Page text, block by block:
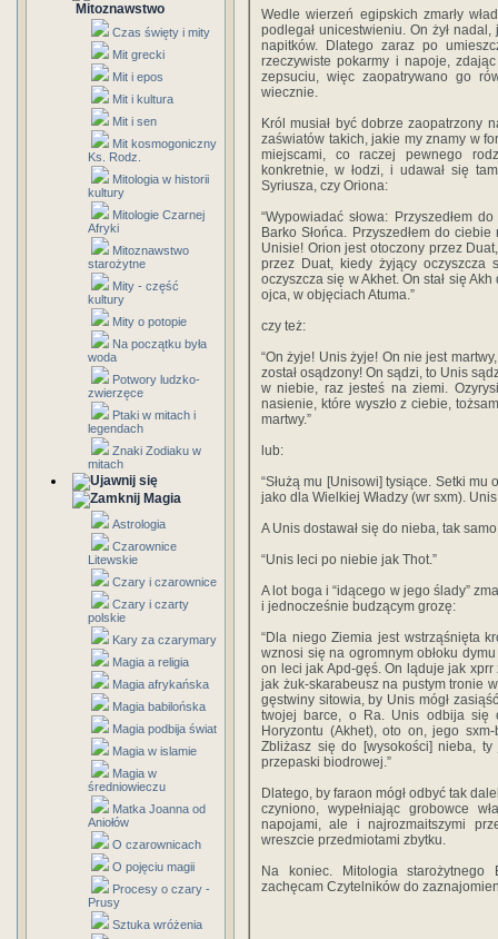
Mitoznawstwo
Czas święty i mity
Mit grecki
Mit i epos
Mit i kultura
Mit i sen
Mit kosmogoniczny
Ks. Rodz.
Mitologia w historii
kultury
Mitologie Czarnej
Afryki
Mitoznawstwo
starożytne
Mity - część
kultury
Mity o potopie
Na początku była
woda
Potwory ludzko-
zwierzęce
Ptaki w mitach i
legendach
Znaki Zodiaku w
mitach
Magia
Astrologia
Czarownice
Litewskie
Czary i czarownice
Czary i czarty
polskie
Kary za czarymary
Magia a religia
Magia afrykańska
Magia babilońska
Magia podbija świat
Magia w islamie
Magia w
średniowieczu
Matka Joanna od
Aniołów
O czarownicach
O pojęciu magii
Procesy o czary -
Prusy
Sztuka wróżenia
Wedle wierzeń egipskich zmarły
podlegał unicestwieniu. On żył
napitków. Dlatego zaraz po
rzeczywiste pokarmy i napoje,
zepsuciu, więc zaopatrywano go
wiecznie.
Król musiał być dobrze zaopatrzony
zaświatów takich, jakie my znamy w
miejscami, co raczej pewnego
konkretnie, w łodzi, i udawał się
Syriusza, czy Oriona:
“Wypowiadać słowa: Przyszedłem
Barko Słońca. Przyszedłem do
Unisie! Orion jest otoczony przez
przez Duat, kiedy żyjący oczyszcza
oczyszcza się w Akhet. On stał się
ojca, w objęciach Atuma.”
czy też:
“On żyje! Unis żyje! On nie jest
został osądzony! On sądzi, to Unis
w niebie, raz jesteś na ziemi.
nasienie, które wyszło z ciebie,
martwy.”
lub:
“Służą mu [Unisowi] tysiące. Setki
jako dla Wielkiej Władzy (wr sxm).
A Unis dostawał się do nieba, tak
“Unis leci po niebie jak Thot.”
A lot boga i “idącego w jego ślady”
i jednocześnie budzącym grozę:
“Dla niego Ziemia jest wstrząśnięta
wznosi się na ogromnym obłoku
on leci jak Apd-gęś. On ląduje jak
jak żuk-skarabeusz na pustym tronie
gęstwiny sitowia, by Unis mógł
twojej barce, o Ra. Unis odbija się
Horyzontu (Akhet), oto on, jego
Zbliżasz się do [wysokości] nieba,
przepaski biodrowej.”
Dlatego, by faraon mógł odbyć tak
czyniono, wypełniając grobowce
napojami, ale i najrozmaitszymi
wreszcie przedmiotami zbytku.
Na koniec. Mitologia
zachęcam Czytelników do